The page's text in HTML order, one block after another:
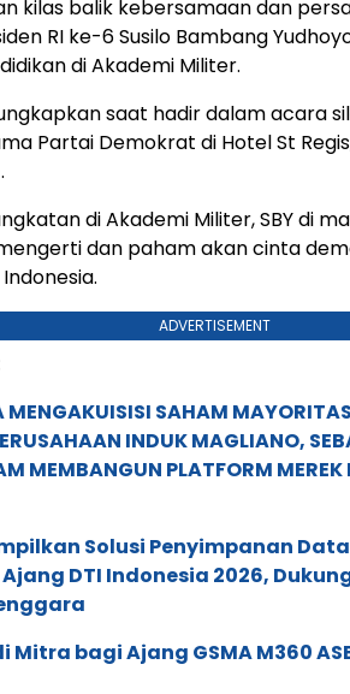
kilas balik kebersamaan dan
RI ke-6 Susilo Bambang
di Akademi Militer.
saat hadir dalam acara
Partai Demokrat di Hotel St
di Akademi Militer, SBY di
dan paham akan cinta
ADVERTISEMENT
SAHAM
INDUK MAGLIANO,
MEMBANGUN PLATFORM
Solusi Penyimpanan
DTI Indonesia 2026,
Mitra bagi Ajang GSMA M360